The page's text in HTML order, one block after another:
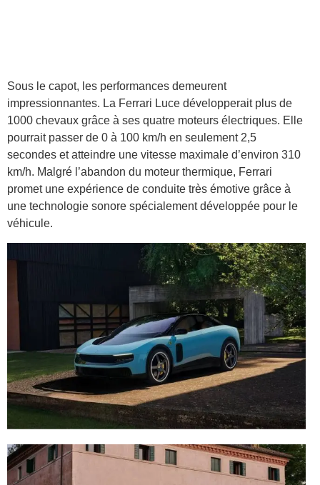
Sous le capot, les performances demeurent
impressionnantes. La Ferrari Luce développerait plus de
1000 chevaux grâce à ses quatre moteurs électriques. Elle
pourrait passer de 0 à 100 km/h en seulement 2,5
secondes et atteindre une vitesse maximale d’environ 310
km/h. Malgré l’abandon du moteur thermique, Ferrari
promet une expérience de conduite très émotive grâce à
une technologie sonore spécialement développée pour le
véhicule.